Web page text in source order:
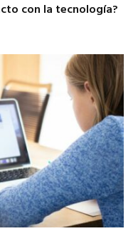
con la tecnología?